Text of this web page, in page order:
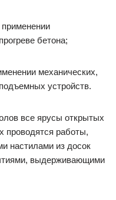
бетона;
механических,
устройств.
все ярусы открытых
проводятся работы,
настилами из досок
выдерживающими